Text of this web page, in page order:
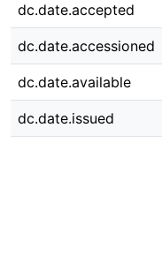
dc.date.accepted
dc.date.accessioned
dc.date.available
dc.date.issued